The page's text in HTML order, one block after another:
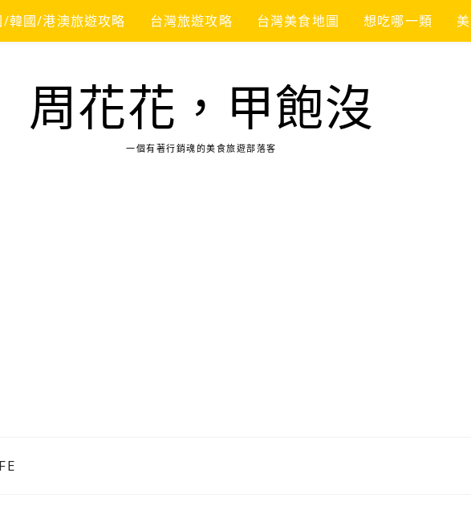
/韓國/港澳旅遊攻略 台灣旅遊攻略 台灣美食地圖 想吃哪一類
周花花，甲飽沒
一個有著行銷魂的美食旅遊部落客